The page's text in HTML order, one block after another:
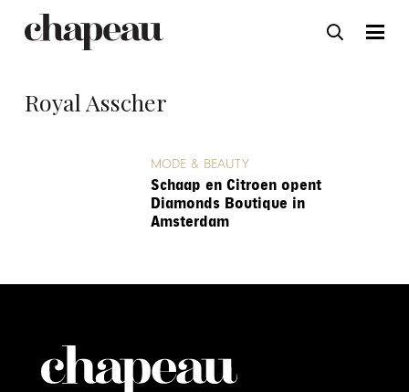
Royal Asscher
MODE & BEAUTY
Schaap en Citroen opent
Diamonds Boutique in
Amsterdam